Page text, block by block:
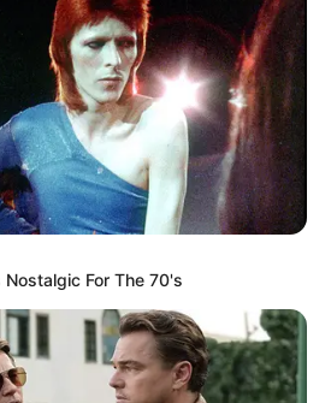
informado?
Grupo de Noticias
BOGOTÁ EN GOOGLE NEWS
For The 70's